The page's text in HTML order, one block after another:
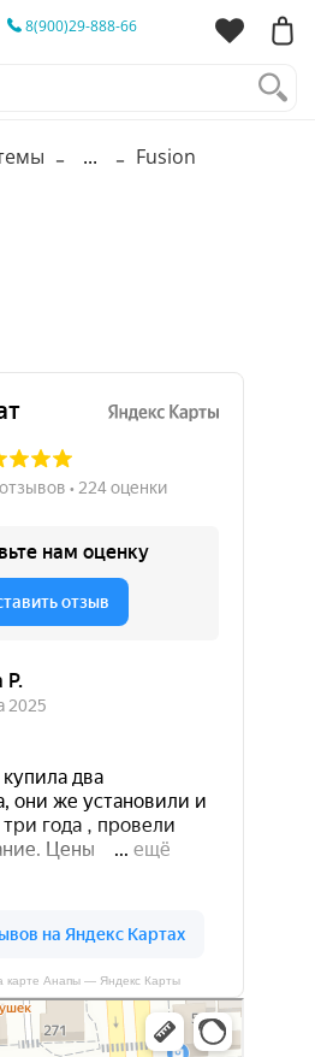
8(900)29-888-66
... Fusion
карте Анапы — Яндекс Карты